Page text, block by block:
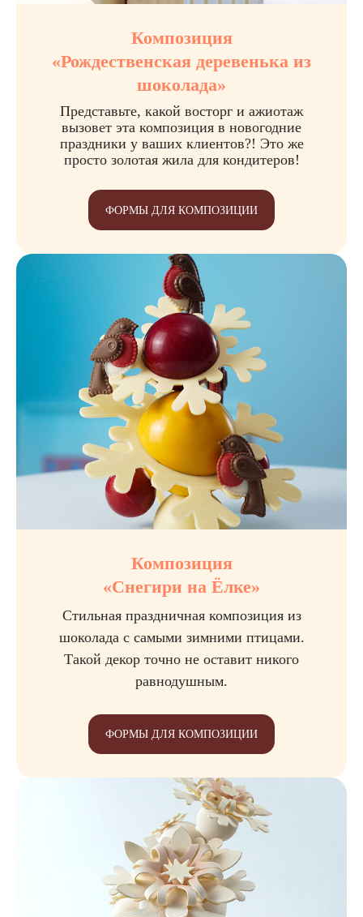
Композиция
«Рождественская деревенька из
шоколада»
Представьте, какой восторг и ажиотаж
вызовет эта композиция в новогодние
праздники у ваших клиентов?! Это же
просто золотая жила для кондитеров!
ФОРМЫ ДЛЯ КОМПОЗИЦИИ
Композиция
«Снегири на Ёлке»
Стильная праздничная композиция из
шоколада с самыми зимними птицами.
Такой декор точно не оставит никого
равнодушным.
ФОРМЫ ДЛЯ КОМПОЗИЦИИ